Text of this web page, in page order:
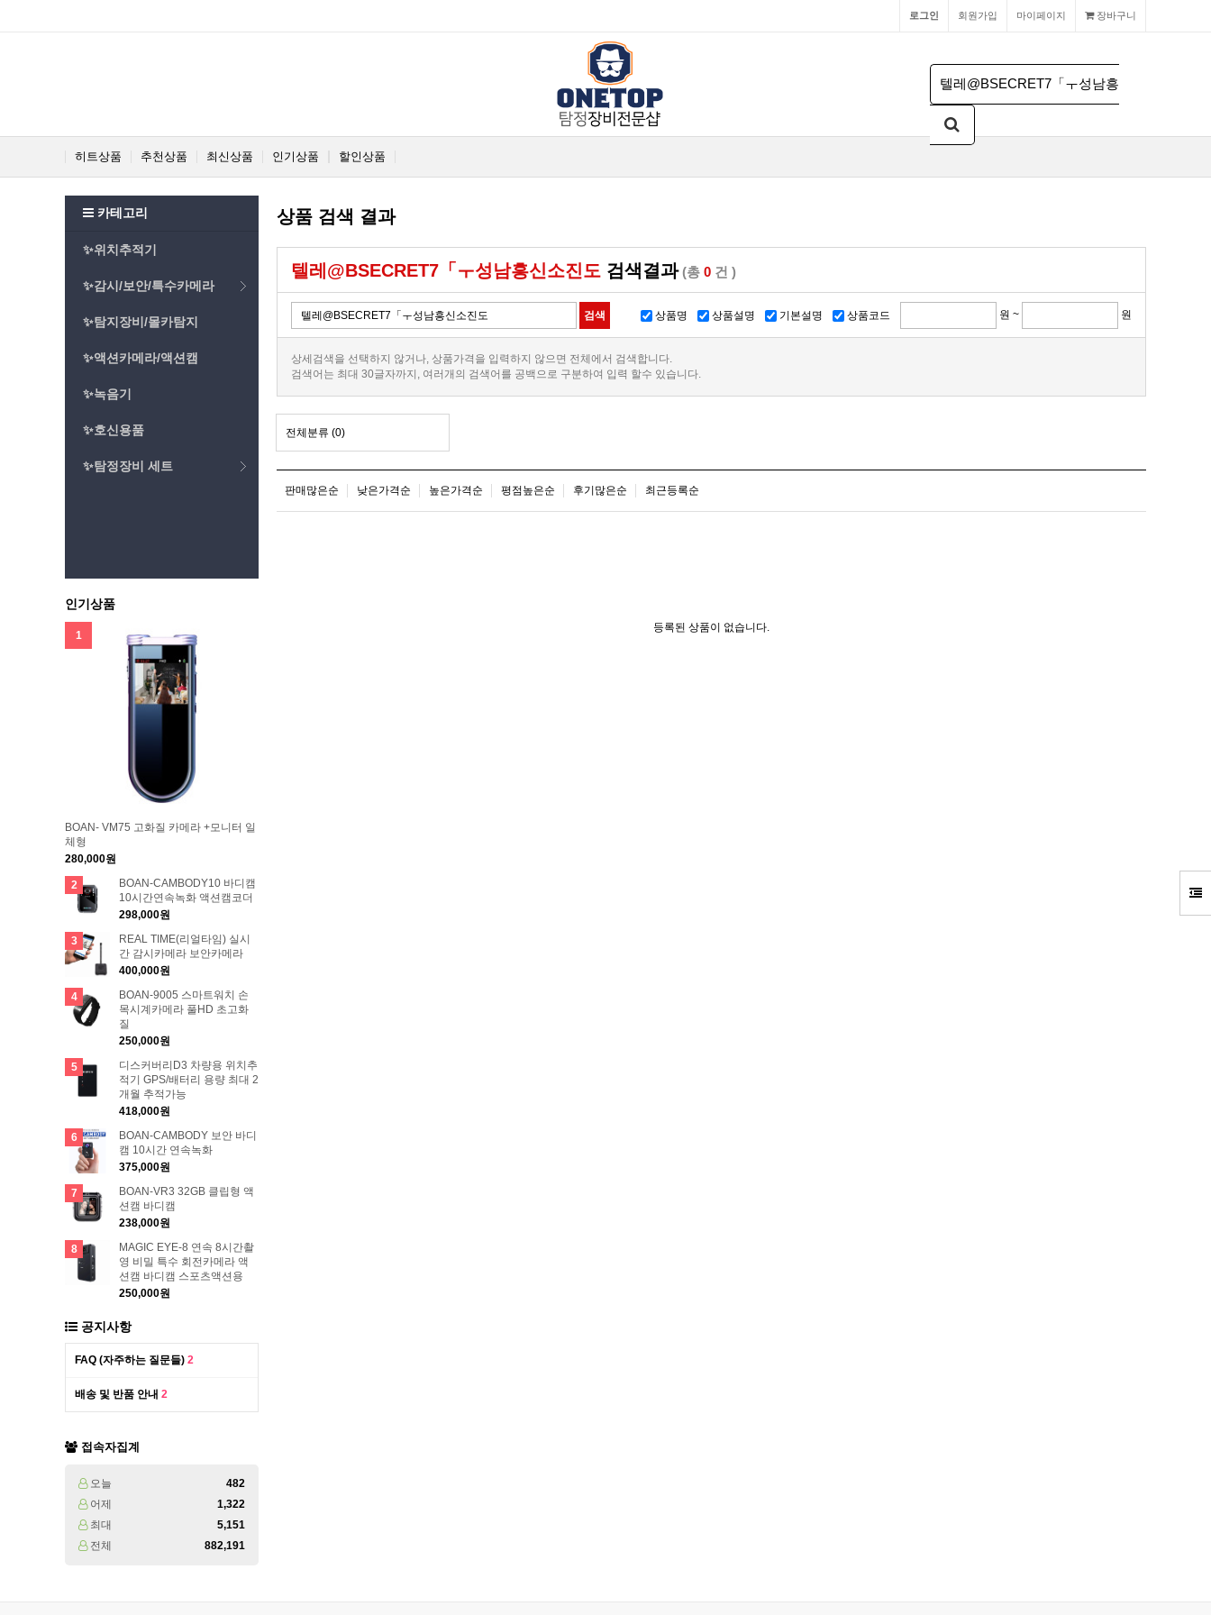
장바구니
마이페이지
회원가입
로그인
히트상품 추천상품 최신상품 인기상품 할인상품
카테고리
✨위치추적기
✨감시/보안/특수카메라
✨탐지장비/몰카탐지
✨액션카메라/액션캠
✨녹음기
✨호신용품
✨탐정장비 세트
인기상품
1
BOAN- VM75 고화질 카메라 +모니터 일
체형
280,000원
2
BOAN-CAMBODY10 바디캠
10시간연속녹화 액션캠코더
298,000원
3
REAL TIME(리얼타임) 실시
간 감시카메라 보안카메라
400,000원
4
BOAN-9005 스마트워치 손
목시계카메라 풀HD 초고화
질
250,000원
5
디스커버리D3 차량용 위치추
적기 GPS/배터리 용량 최대 2
개월 추적가능
418,000원
6
BOAN-CAMBODY 보안 바디
캠 10시간 연속녹화
375,000원
7
BOAN-VR3 32GB 클립형 액
션캠 바디캠
238,000원
8
MAGIC EYE-8 연속 8시간촬
영 비밀 특수 회전카메라 액
션캠 바디캠 스포츠액션용
250,000원
공지사항
FAQ (자주하는 질문들) 2
배송 및 반품 안내 2
접속자집계
오늘
482
어제
1,322
최대
5,151
전체
882,191
상품 검색 결과
텔레@BSECRET7「ㅜ성남흥신소진도 검색결과(총 0 건 )
상품명 상품설명 기본설명 상품코드 원 ~ 원
상세검색을 선택하지 않거나, 상품가격을 입력하지 않으면 전체에서 검색합니다.
검색어는 최대 30글자까지, 여러개의 검색어를 공백으로 구분하여 입력 할수 있습니다.
전체분류 (0)
판매많은순 낮은가격순 높은가격순 평점높은순 후기많은순 최근등록순
등록된 상품이 없습니다.